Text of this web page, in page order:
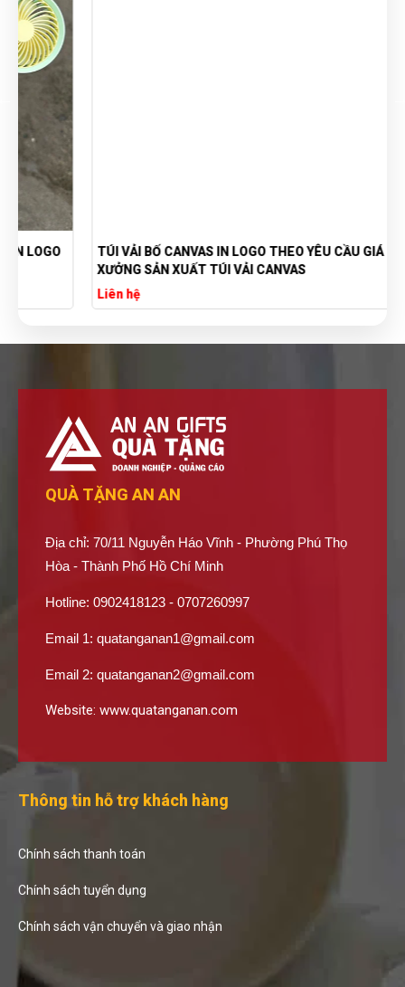
TÚI VẢI BỐ CANVAS IN LOGO THEO YÊU CẦU GIÁ RẺ -
XƯỞNG SẢN XUẤT TÚI VẢI CANVAS
QUÀ TẶNG AN AN
Địa chỉ: 70/11 Nguyễn Háo Vĩnh - Phường Phú Thọ
Hòa - Thành Phố Hồ Chí Minh
Hotline: 0902418123 - 0707260997
Email 1: quatanganan1@gmail.com
Email 2: quatanganan2@gmail.com
Website: www.quatanganan.com
Thông tin hỗ trợ khách hàng
Chính sách thanh toán
Chính sách tuyển dụng
Chính sách vận chuyển và giao nhận